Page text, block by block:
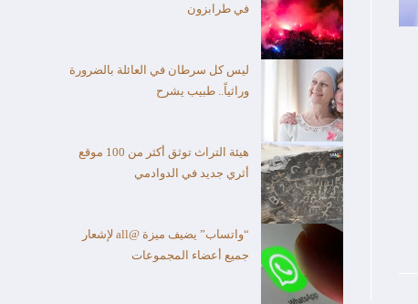
في طرابزون
ليس كل سرطان في العائلة بالضرورة
وراثياً.. طبيب يشرح
هيئة التراث توثق أكثر من 100 موقع
أثري جديد في الدوادمي
“واتساب” يضيف ميزة @all لإشعار
جميع أعضاء المجموعات